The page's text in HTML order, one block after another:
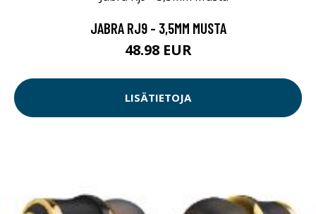
JABRA RJ9 - 3,5MM MUSTA
48.98 EUR
LISÄTIETOJA